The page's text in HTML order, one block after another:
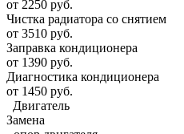
от 2250 руб.
Чистка радиатора со снятием
от 3510 руб.
Заправка кондиционера
от 1390 руб.
Диагностика кондиционера
от 1450 руб.
Двигатель
Замена